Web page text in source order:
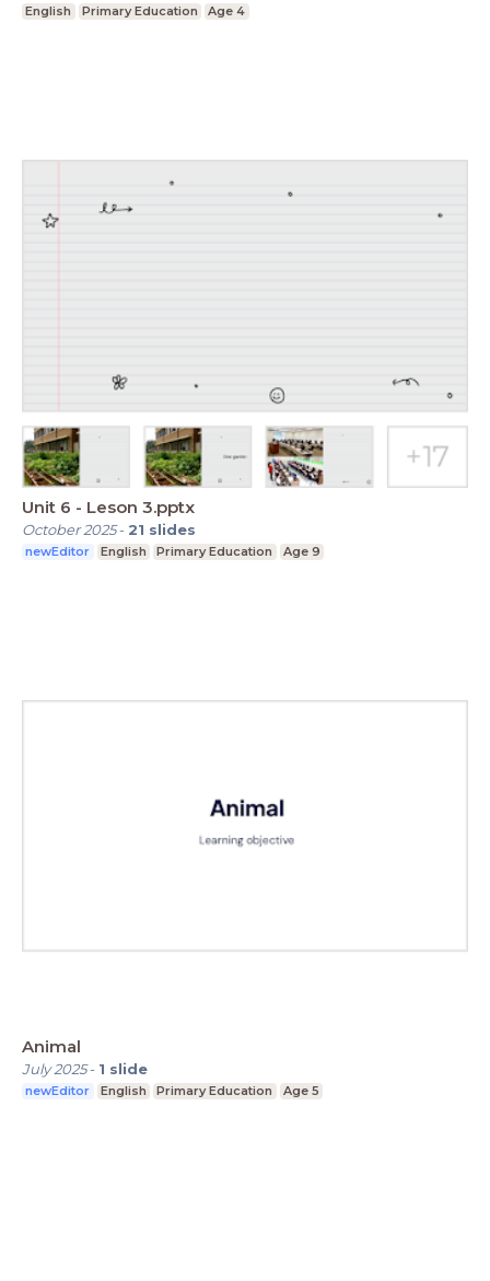
English Primary Education Age 4
Unit 6 - Leson 3.pptx
October 2025- 21 slides
newEditor English Primary Education Age 9
Animal
July 2025- 1 slide
newEditor English Primary Education Age 5